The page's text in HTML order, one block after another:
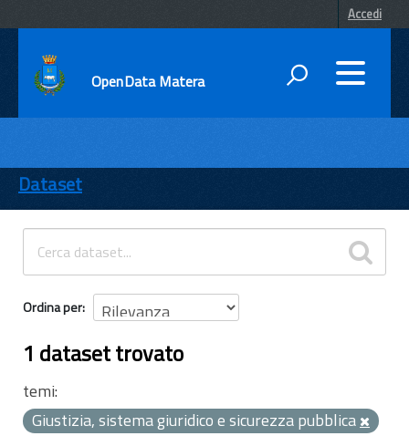
Accedi
OpenData Matera
ENTI
TEMI
INFORMAZIONI
Dataset
Ordina per
1 dataset trovato
temi:
Giustizia, sistema giuridico e sicurezza pubblica